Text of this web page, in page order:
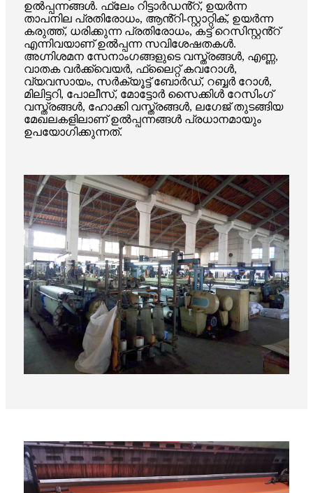
ഉൽപ്പന്നങ്ങൾ. ഫ്ലേം റിട്ടാർഡൻ്റ്, ഉയർന്ന
താപനില പ്രതിരോധം, ആൻ്റി-സ്റ്റാറ്റിക്, ഉയർന്ന
കരുത്ത്, ധരിക്കുന്ന പ്രതിരോധം, കട്ട് റെസിസ്റ്റൻ്റ്
എന്നിവയാണ് ഉൽപ്പന്ന സവിശേഷതകൾ.
അഗ്നിശമന സേനാംഗങ്ങളുടെ വസ്ത്രങ്ങൾ, എണ്ണ,
വാതക വർക്ക്വെയർ, ഫ്ലൈറ്റ് കവറോൾ,
വ്യവസായം, സർക്യൂട്ട് ബോർഡ്, റബ്ബർ റോൾ,
മിലിട്ടറി, പോലീസ്, മോട്ടോർ സൈക്കിൾ റേസിംഗ്
വസ്ത്രങ്ങൾ, ഹോക്കി വസ്ത്രങ്ങൾ, ലഗേജ് തുടങ്ങിയ
മേഖലകളിലാണ് ഉൽപ്പന്നങ്ങൾ പ്രധാനമായും
ഉപയോഗിക്കുന്നത്.